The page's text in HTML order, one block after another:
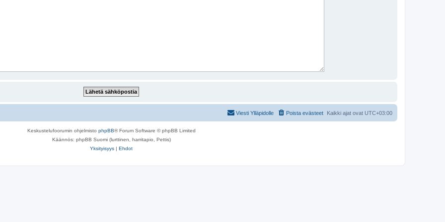
Kaikki ajat ovat UTC+03:00
Poista evästeet
Viesti Ylläpidolle
Keskustelufoorumin ohjelmisto phpBB® Forum Software © phpBB Limited
Käännös: phpBB Suomi (lurttinen, harritapio, Pettis)
Yksityisyys | Ehdot